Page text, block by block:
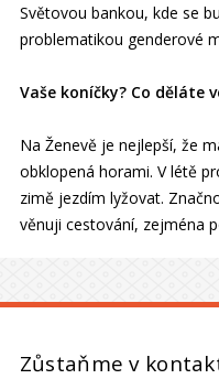
Světovou bankou, kde se
problematikou genderové
Vaše koníčky? Co děláte
Na Ženevě je nejlepší, že
obklopená horami. V létě
zimě jezdím lyžovat.
věnuji cestování, zejména
Zůstaňme v